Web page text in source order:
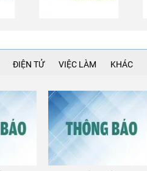
ĐIỆN TỬ VIỆC LÀM KHÁC